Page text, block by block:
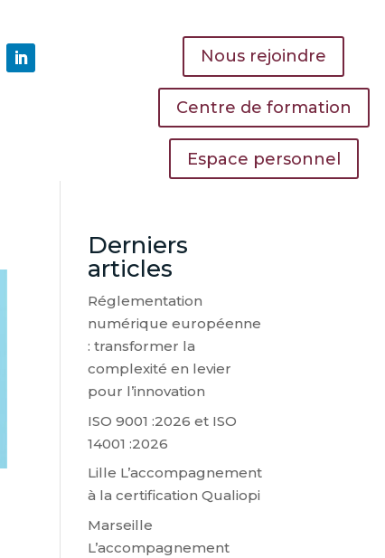
Nous rejoindre
Centre de formation
Espace personnel
Derniers
articles
Réglementation
numérique européenne
: transformer la
complexité en levier
pour l’innovation
ISO 9001 :2026 et ISO
14001 :2026
Lille L’accompagnement
à la certification Qualiopi
Marseille
L’accompagnement